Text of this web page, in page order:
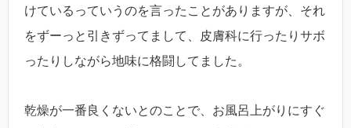
けているっていうのを言ったことがありますが、それ
をずーっと引きずってまして、皮膚科に行ったりサボ
ったりしながら地味に格闘してました。
乾燥が一番良くないとのことで、お風呂上がりにすぐ